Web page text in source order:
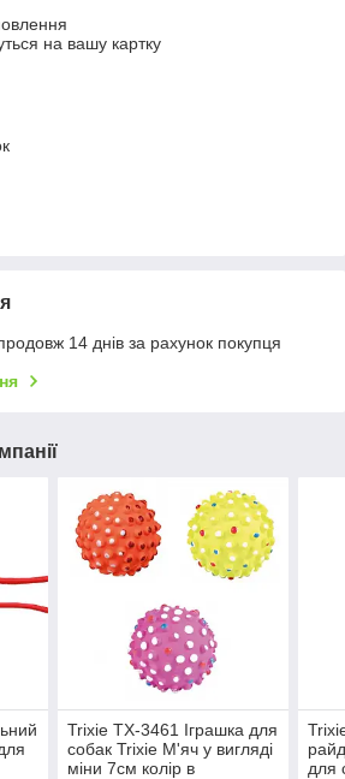
на вашу картку
14 днів за рахунок покупця
Trixie TX-3461 Іграшка для
собак Trixie М'яч у вигляді
міни 7см колір в
для